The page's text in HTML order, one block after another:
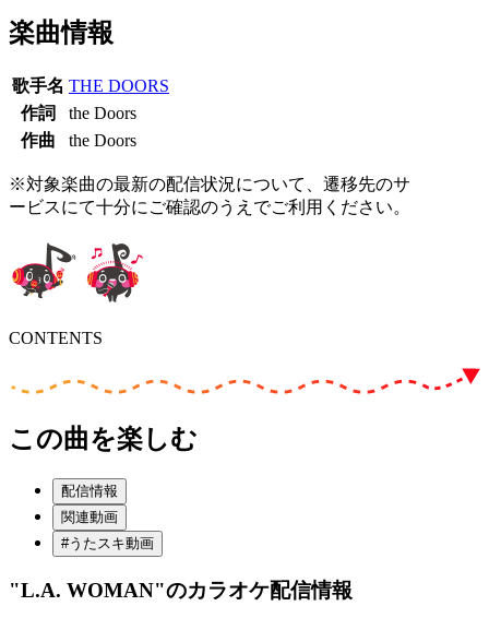
楽曲情報
歌手名 THE DOORS
作詞
the Doors
作曲
the Doors
※対象楽曲の最新の配信状況について、遷移先のサ
ービスにて十分にご確認のうえでご利用ください。
CONTENTS
この曲を楽しむ
配信情報
関連動画
#うたスキ動画
"L.A. WOMAN"のカラオケ配信情報